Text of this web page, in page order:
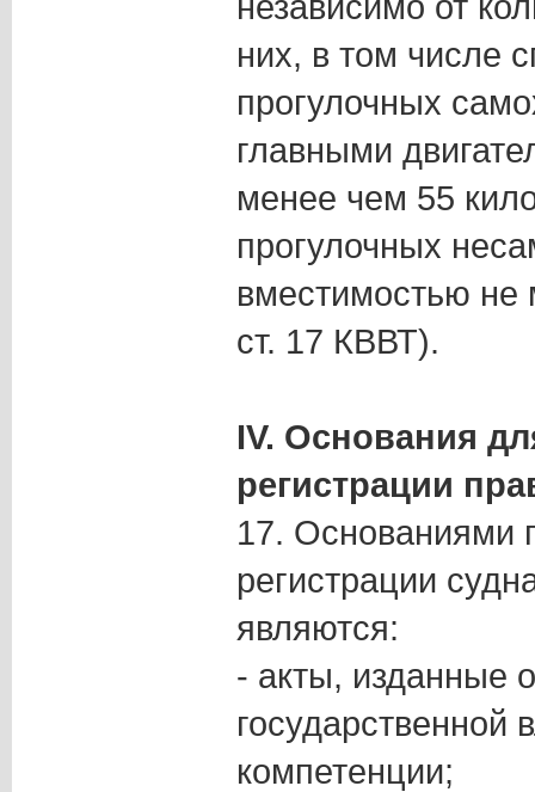
них, в том числе
прогулочных
главными
менее чем 55
прогулочных
вместимостью не
ст. 17 КВВТ).
IV. Основания
регистрации
17. Основаниями
регистрации
являются:
- акты, изданные
государственной
компетенции;